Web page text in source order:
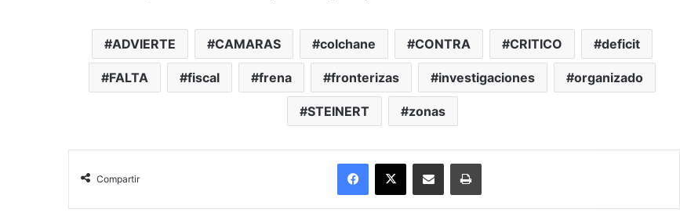
ADVIERTE CAMARAS colchane CONTRA CRITICO deficit
FALTA fiscal frena fronterizas investigaciones organizado
STEINERT zonas
Compartir
Facebook
X Enviar vía email Imprimir